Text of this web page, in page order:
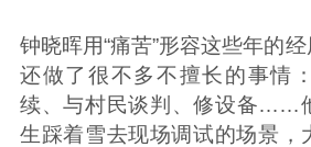
钟晓晖用“痛苦”形容这些年的
还做了很不多不擅长的事情
续、与村民谈判、修设备……
生踩着雪去现场调试的场景，